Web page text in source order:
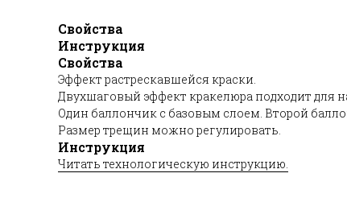
Свойства
Инструкция
Свойства
Эффект растрескавшейся краски.
Двухшаговый эффект кракелюра подходит для
Один баллончик с базовым слоем. Второй
Размер трещин можно регулировать.
Инструкция
Читать технологическую инструкцию.